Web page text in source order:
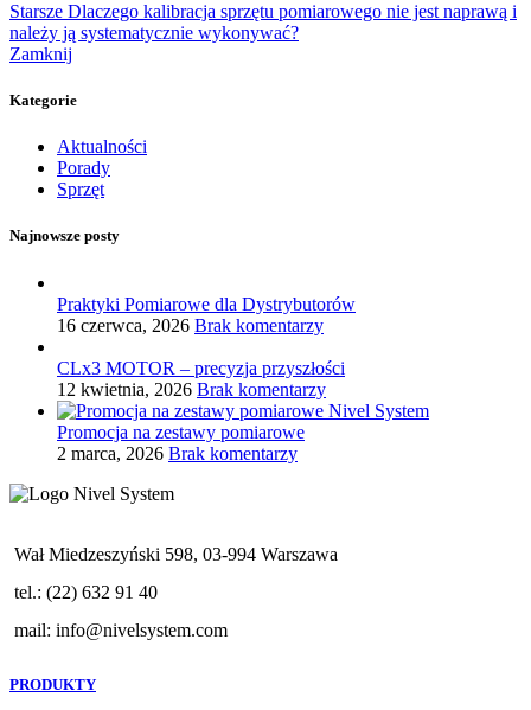
Starsze Dlaczego kalibracja sprzętu pomiarowego nie jest naprawą i
należy ją systematycznie wykonywać?
Zamknij
Kategorie
Aktualności
Porady
Sprzęt
Najnowsze posty
Praktyki Pomiarowe dla Dystrybutorów
16 czerwca, 2026 Brak komentarzy
CLx3 MOTOR – precyzja przyszłości
12 kwietnia, 2026 Brak komentarzy
Promocja na zestawy pomiarowe
2 marca, 2026 Brak komentarzy
Wał Miedzeszyński 598, 03-994 Warszawa
tel.: (22) 632 91 40
mail: info@nivelsystem.com
PRODUKTY